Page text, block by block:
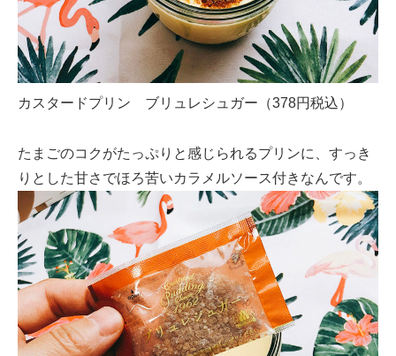
カスタードプリン ブリュレシュガー（378円税込）
たまごのコクがたっぷりと感じられるプリンに、すっき
りとした甘さでほろ苦いカラメルソース付きなんです。